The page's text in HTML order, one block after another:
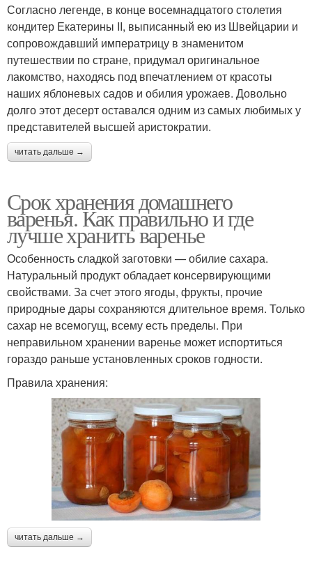
Согласно легенде, в конце восемнадцатого столетия
кондитер Екатерины II, выписанный ею из Швейцарии и
сопровождавший императрицу в знаменитом
путешествии по стране, придумал оригинальное
лакомство, находясь под впечатлением от красоты
наших яблоневых садов и обилия урожаев. Довольно
долго этот десерт оставался одним из самых любимых у
представителей высшей аристократии.
читать дальше →
Срок хранения домашнего
варенья. Как правильно и где
лучше хранить варенье
Особенность сладкой заготовки — обилие сахара.
Натуральный продукт обладает консервирующими
свойствами. За счет этого ягоды, фрукты, прочие
природные дары сохраняются длительное время. Только
сахар не всемогущ, всему есть пределы. При
неправильном хранении варенье может испортиться
гораздо раньше установленных сроков годности.
Правила хранения:
читать дальше →